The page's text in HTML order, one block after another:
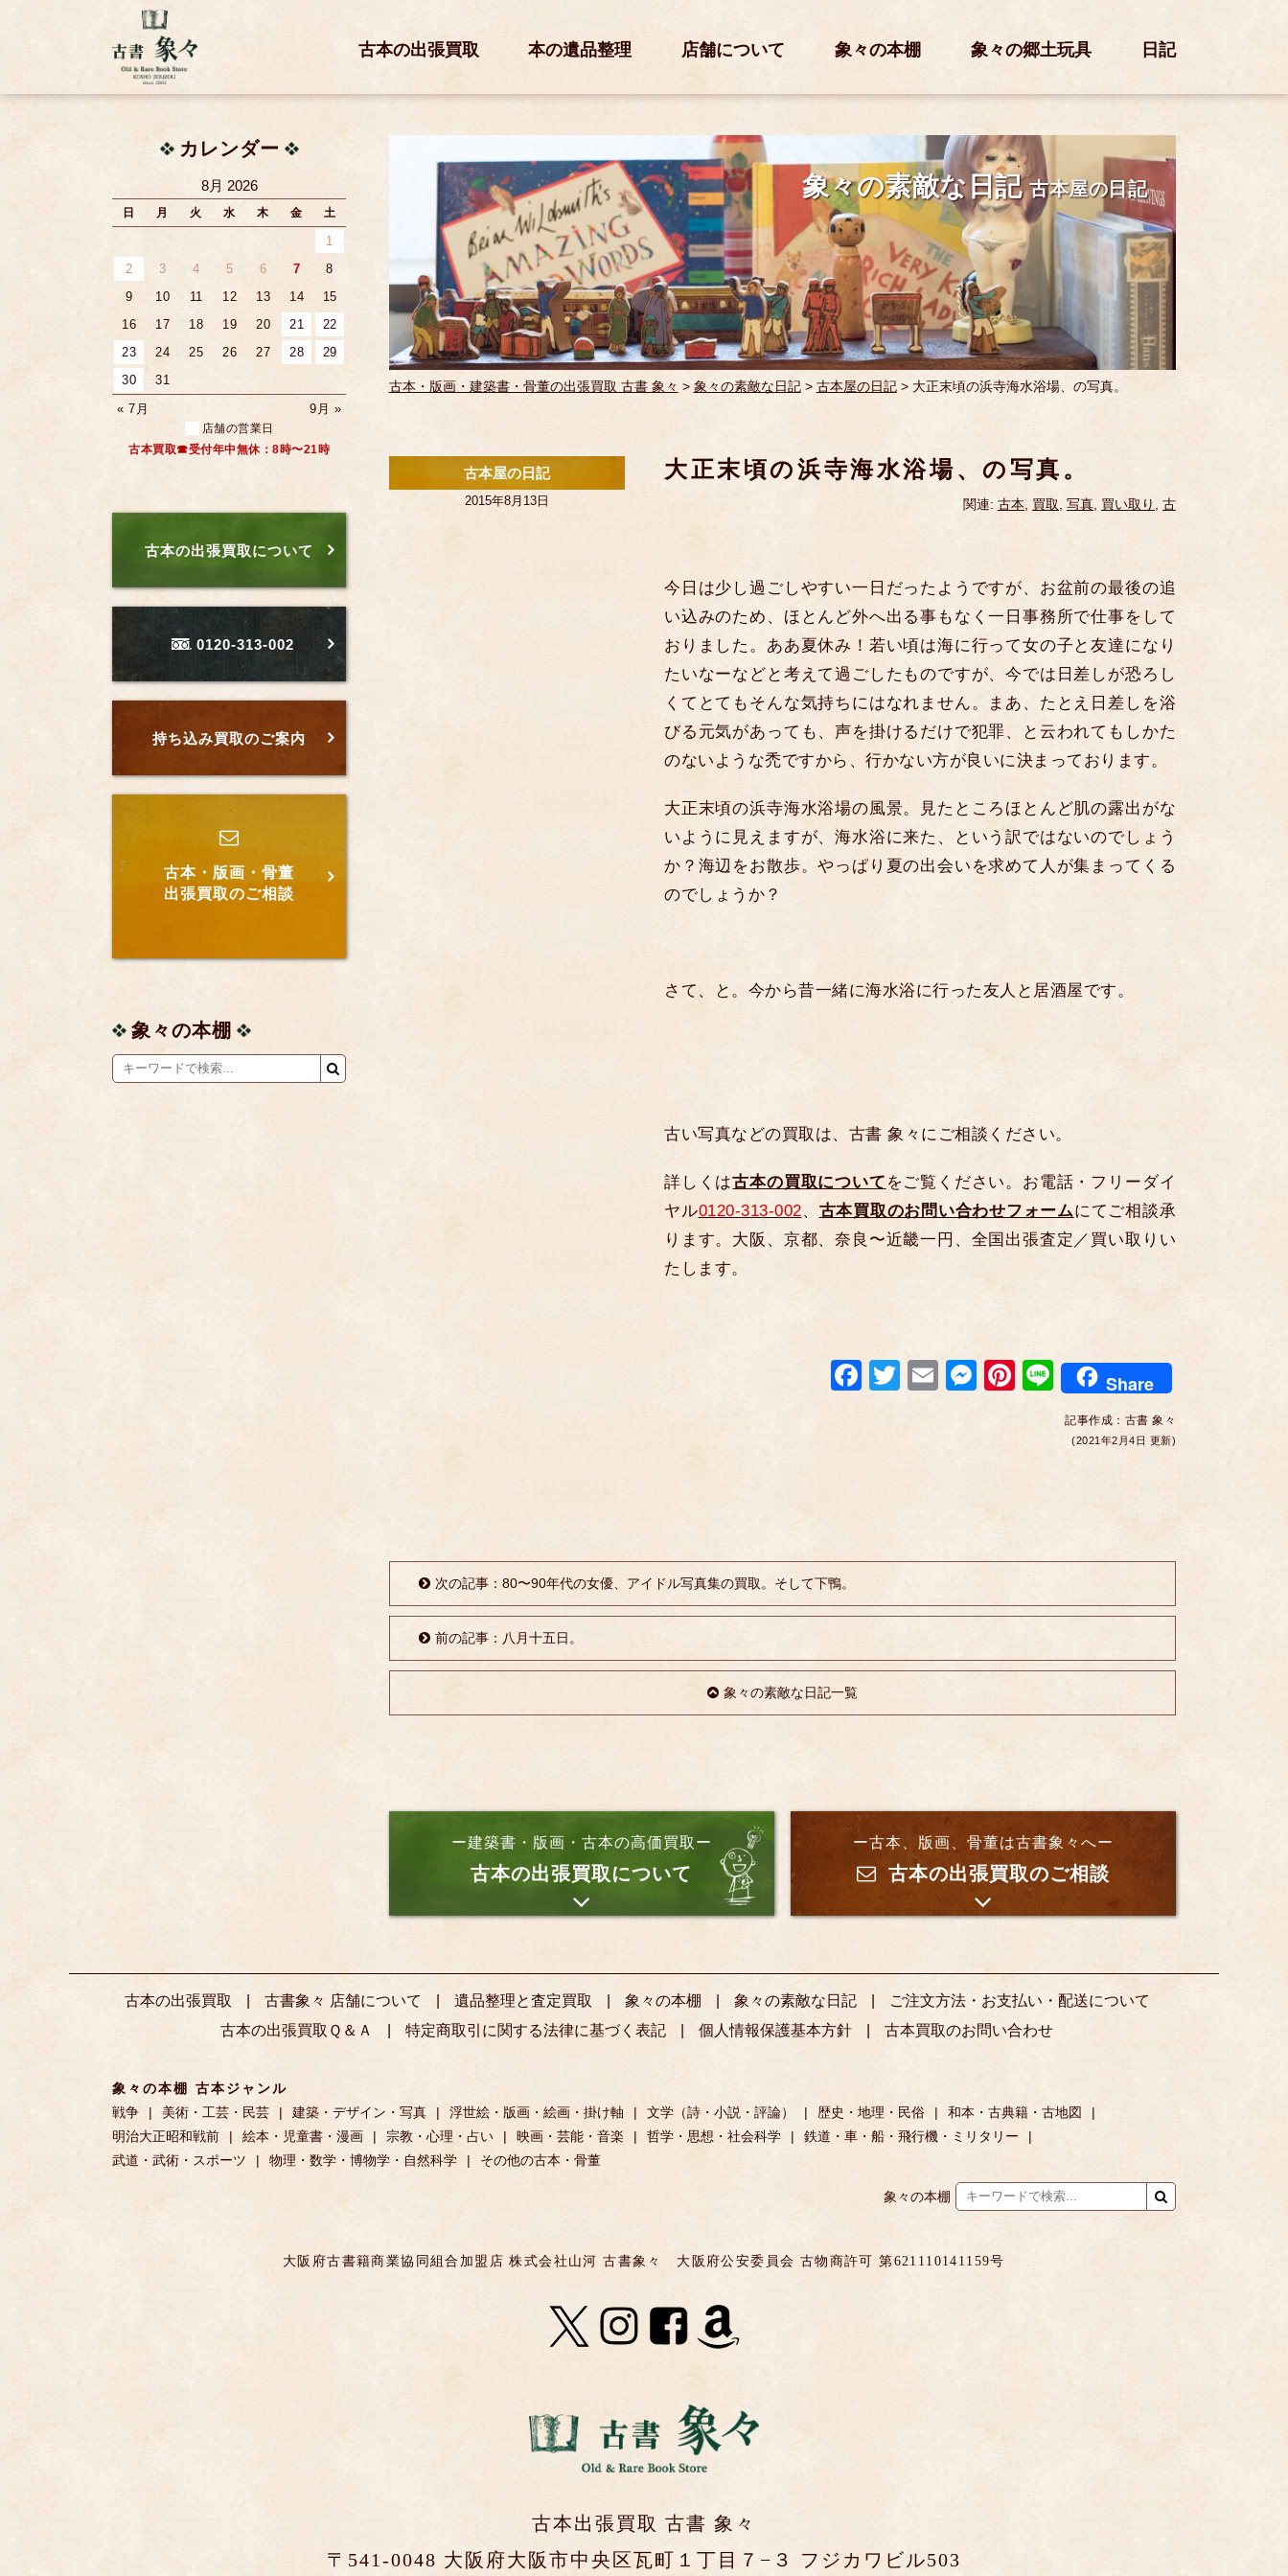
古本の出張買取 本の遺品整理 店舗について 象々の本棚 象々の郷土玩具 日記
象々の素敵な日記古本屋の日記
古本・版画・建築書・骨董の出張買取 古書 象々 > 象々の素敵な日記> 古本屋の日記> 大正末頃の浜寺海水浴場、の写真。
大正末頃の浜寺海水浴場、の写真。
関連: 古本, 買取, 写真, 買い取り , 古
今日は少し過ごしやすい一日だったようですが、お盆前の最後の追
い込みのため、ほとんど外へ出る事もなく一日事務所で仕事をして
おりました。ああ夏休み！若い頃は海に行って女の子と友達になり
たいなーなどと考えて過ごしたものですが、今では日差しが恐ろし
くてとてもそんな気持ちにはなれません。まあ、たとえ日差しを浴
びる元気があっても、声を掛けるだけで犯罪、と云われてもしかた
のないような禿ですから、行かない方が良いに決まっております。
大正末頃の浜寺海水浴場の風景。見たところほとんど肌の露出がな
いように見えますが、海水浴に来た、という訳ではないのでしょう
か？海辺をお散歩。やっぱり夏の出会いを求めて人が集まってくる
のでしょうか？
さて、と。今から昔一緒に海水浴に行った友人と居酒屋です。
古い写真などの買取は、古書 象々にご相談ください。
詳しくは古本の買取について をご覧ください。お電話・フリーダイ
ヤル0120-313-002、 古本買取のお問い合わせフォームにてご相談承
ります。大阪、京都、奈良〜近畿一円、全国出張査定／買い取りい
たします。
F
o
T E M
er
Pi Li
n
e
Share
記事作成： 古書 象々
(2021年2月4日 更新)
古本屋の日記
2015年8月13日
次の記事：80〜90年代の女優、アイドル写真集の買取。そして下鴨。
前の記事：八月十五日。
象々の素敵な日記一覧
ー建築書・版画・古本の高価買取ー
古本の出張買取について
ー古本、版画、骨董は古書象々へー
古本の出張買取のご相談
カレンダー
8月 2026
日 月 火 水 木 金 土
1
2
3 4 5 6 7
8
9
10 11 12 13 14
15
16
17 18 19 20 21
22
23
24 25 26 27 28
29
30
31
« 7月
9月 »
店舗の営業日
古本買取☎受付年中無休：8時〜21時
古本の出張買取について
0120-313-002
持ち込み買取のご案内
古本・版画・骨董
出張買取のご相談
象々の本棚
古本の出張買取 古書象々 店舗について 遺品整理と査定買取 象々の本棚 象々の素敵な日記
ご注文方法・お支払い・配送について
古本の出張買取Ｑ＆Ａ
特定商取引に関する法律に基づく表記 個人情報保護基本方針 古本買取のお問い合わせ
象々の本棚 古本ジャンル
戦争
美術・工芸・民芸 建築・デザイン・写真 浮世絵・版画・絵画・掛け軸 文学（詩・小説・評論） 歴史・地理・民俗
和本・古典籍・古地図
明治大正昭和戦前
絵本・児童書・漫画 宗教・心理・占い 映画・芸能・音楽 哲学・思想・社会科学
鉄道・車・船・飛行機・ミリタリー
武道・武術・スポーツ
物理・数学・博物学・自然科学 その他の古本・骨董
象々の本棚
大阪府古書籍商業協同組合加盟店 株式会社山河 古書象々 大阪府公安委員会 古物商許可 第621110141159号
古本出張買取 古書 象々
〒541-0048 大阪府大阪市中央区瓦町１丁目７−３ フジカワビル503